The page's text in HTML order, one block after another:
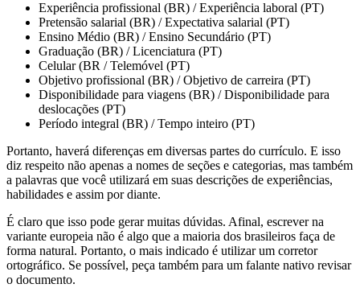
Experiência profissional (BR) / Experiência laboral (PT)
Pretensão salarial (BR) / Expectativa salarial (PT)
Ensino Médio (BR) / Ensino Secundário (PT)
Graduação (BR) / Licenciatura (PT)
Celular (BR / Telemóvel (PT)
Objetivo profissional (BR) / Objetivo de carreira (PT)
Disponibilidade para viagens (BR) / Disponibilidade para
deslocações (PT)
Período integral (BR) / Tempo inteiro (PT)
Portanto, haverá diferenças em diversas partes do currículo. E isso
diz respeito não apenas a nomes de seções e categorias, mas também
a palavras que você utilizará em suas descrições de experiências,
habilidades e assim por diante.
É claro que isso pode gerar muitas dúvidas. Afinal, escrever na
variante europeia não é algo que a maioria dos brasileiros faça de
forma natural. Portanto, o mais indicado é utilizar um corretor
ortográfico. Se possível, peça também para um falante nativo revisar
o documento.